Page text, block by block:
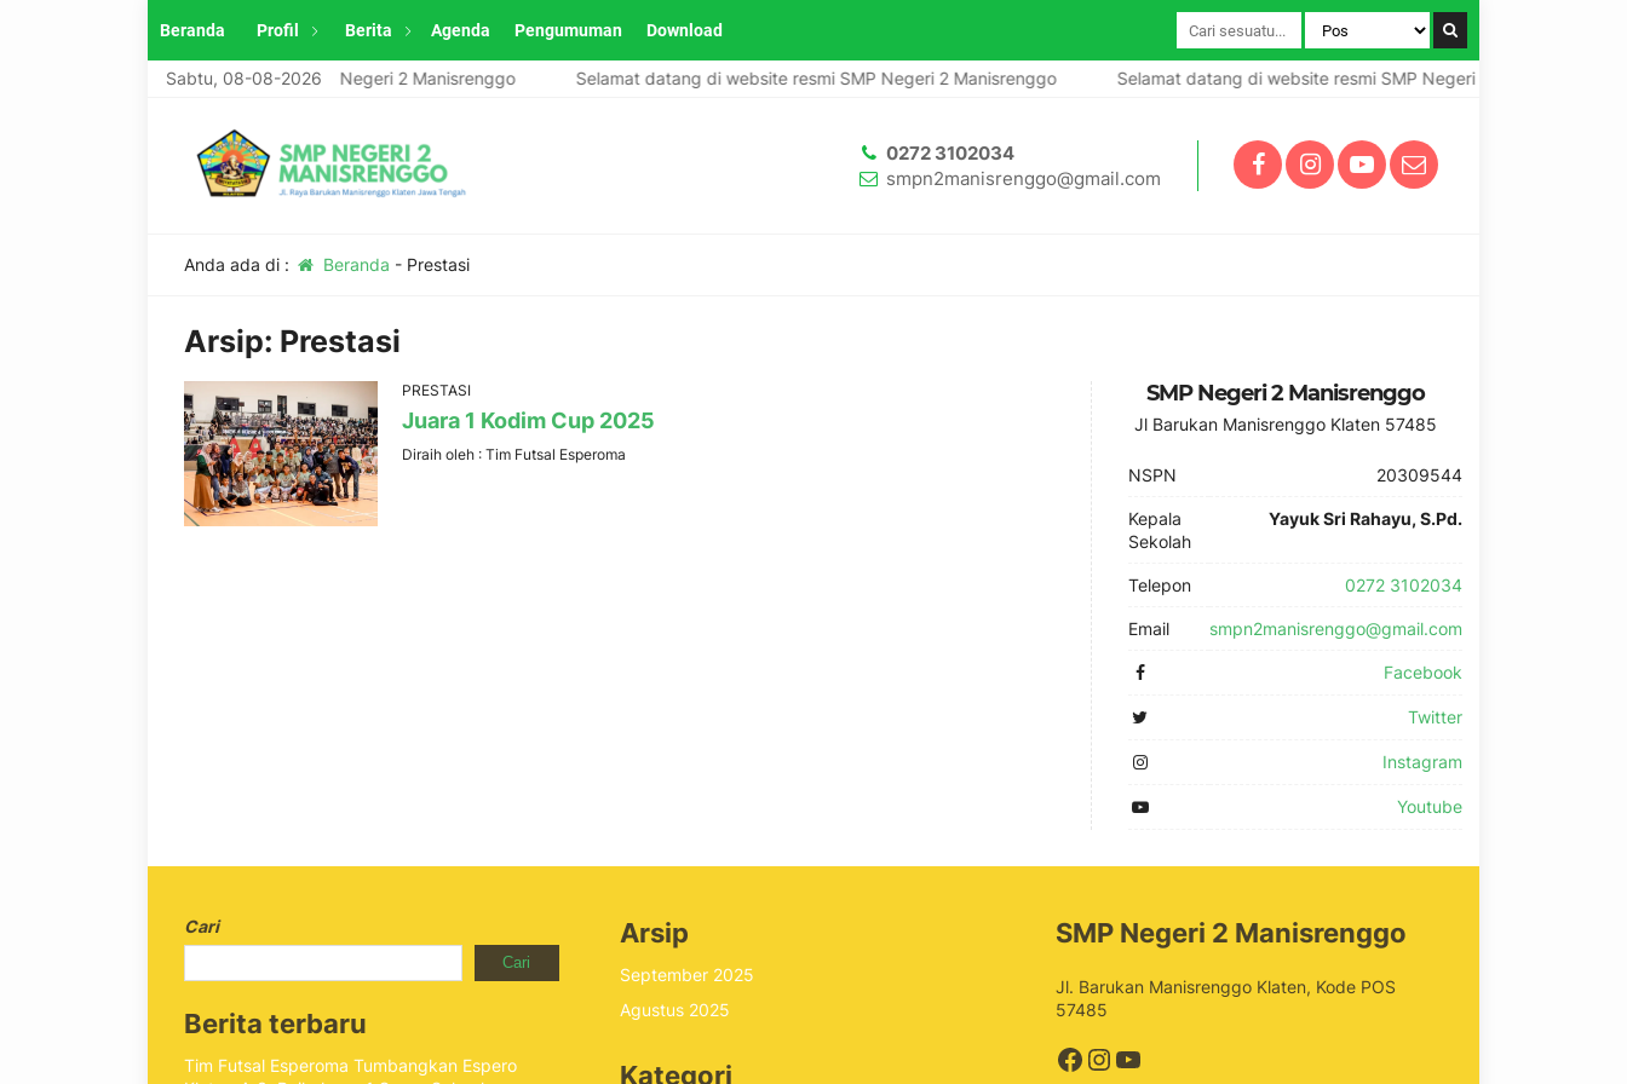
Beranda Profil Berita Agenda Pengumuman Download
Sabtu, 08-08-2026
Selamat datang di website resmi SMP Negeri 2 Manisrenggo Selamat datang di website resmi SMP Negeri 2 Manisrenggo Selamat datang di website resmi SMP Negeri 2 Manisrenggo
0272 3102034
smpn2manisrenggo@gmail.com
Anda ada di : Beranda - Prestasi
Arsip: Prestasi
PRESTASI
Juara 1 Kodim Cup 2025
Diraih oleh : Tim Futsal Esperoma
SMP Negeri 2 Manisrenggo
Jl Barukan Manisrenggo Klaten 57485
NSPN 20309544
Kepala
Sekolah
Yayuk Sri Rahayu, S.Pd.
Telepon 0272 3102034
Email smpn2manisrenggo@gmail.com
Facebook
Twitter
Instagram
Youtube
Cari
Cari
Berita terbaru
Tim Futsal Esperoma Tumbangkan Espero
Arsip
September 2025
Agustus 2025
Kategori
SMP Negeri 2 Manisrenggo
Jl. Barukan Manisrenggo Klaten, Kode POS
57485
Facebook
Instagram
YouTube